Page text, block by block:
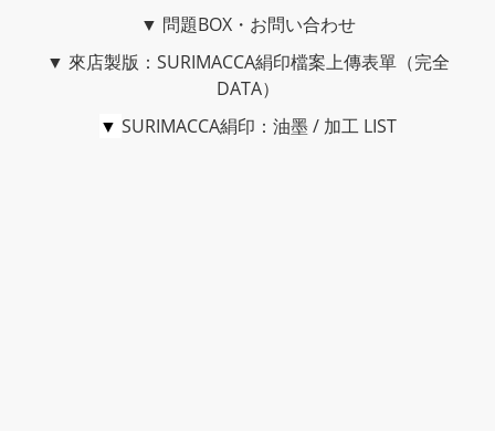
▼ 問題BOX・お問い合わせ
▼ 來店製版：SURIMACCA絹印檔案上傳表單（完全
DATA）
▼ SURIMACCA絹印：油墨 / 加工 LIST